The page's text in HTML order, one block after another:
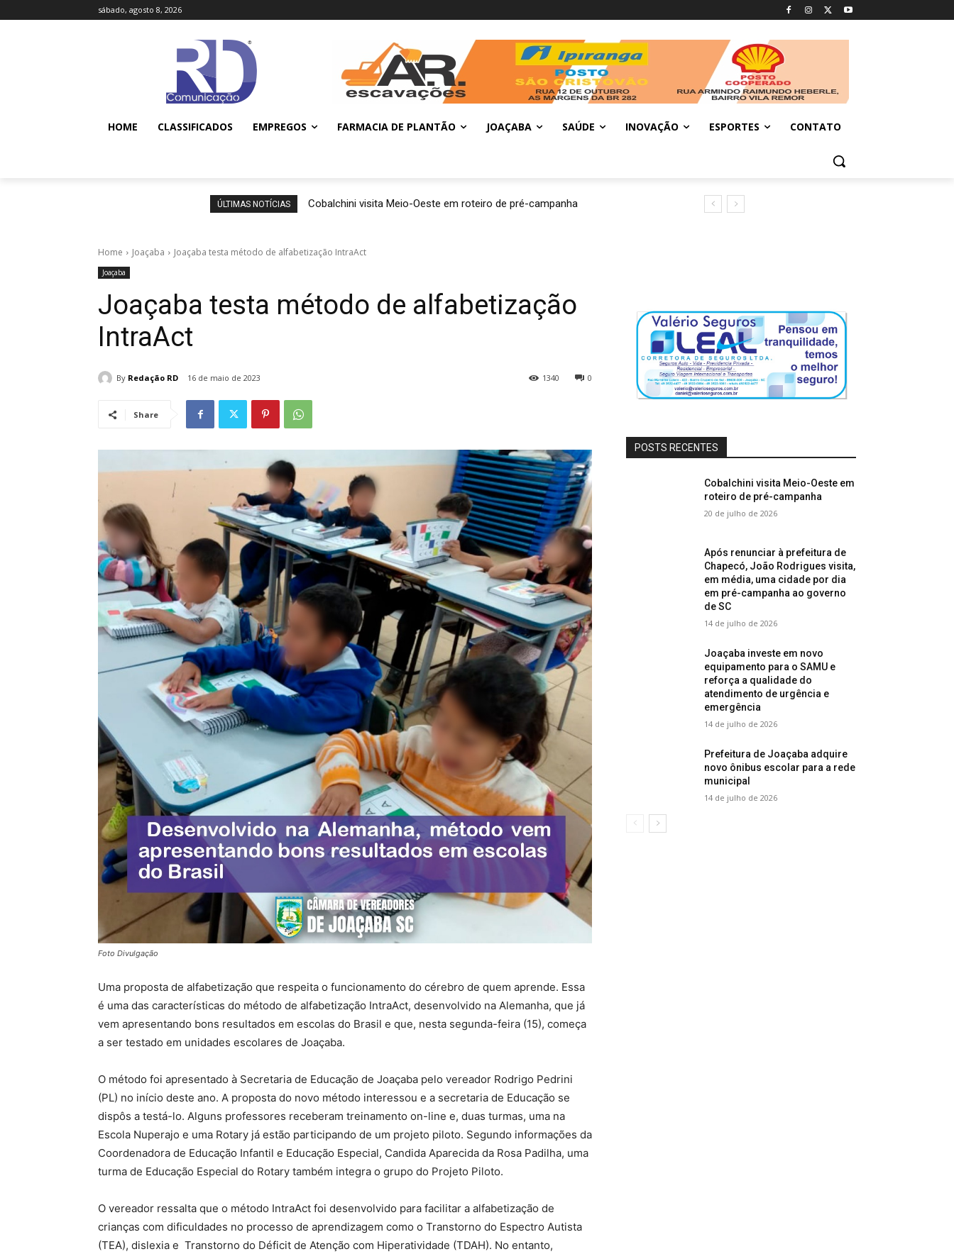
sábado, agosto 8, 2026
HOME CLASSIFICADOS EMPREGOS FARMACIA DE PLANTÃO JOAÇABA SAÚDE INOVAÇÃO ESPORTES CONTATO
ÚLTIMAS NOTÍCIAS Cobalchini visita Meio-Oeste em roteiro de pré-campanha
Home Joaçaba Joaçaba testa método de alfabetização IntraAct
Joaçaba
Joaçaba testa método de alfabetização
IntraAct
By Redação RD 16 de maio de 2023 0
1340
Share
Foto Divulgação
Uma proposta de alfabetização que respeita o funcionamento do cérebro de quem aprende. Essa
é uma das características do método de alfabetização IntraAct, desenvolvido na Alemanha, que já
vem apresentando bons resultados em escolas do Brasil e que, nesta segunda-feira (15), começa
a ser testado em unidades escolares de Joaçaba.
O método foi apresentado à Secretaria de Educação de Joaçaba pelo vereador Rodrigo Pedrini
(PL) no início deste ano. A proposta do novo método interessou e a secretaria de Educação se
dispôs a testá-lo. Alguns professores receberam treinamento on-line e, duas turmas, uma na
Escola Nuperajo e uma Rotary já estão participando de um projeto piloto. Segundo informações da
Coordenadora de Educação Infantil e Educação Especial, Candida Aparecida da Rosa Padilha, uma
turma de Educação Especial do Rotary também integra o grupo do Projeto Piloto.
O vereador ressalta que o método IntraAct foi desenvolvido para facilitar a alfabetização de
crianças com dificuldades no processo de aprendizagem como o Transtorno do Espectro Autista
(TEA), dislexia e Transtorno do Déficit de Atenção com Hiperatividade (TDAH). No entanto,
POSTS RECENTES
Cobalchini visita Meio-Oeste em
roteiro de pré-campanha
20 de julho de 2026
Após renunciar à prefeitura de
Chapecó, João Rodrigues visita,
em média, uma cidade por dia
em pré-campanha ao governo
de SC
14 de julho de 2026
Joaçaba investe em novo
equipamento para o SAMU e
reforça a qualidade do
atendimento de urgência e
emergência
14 de julho de 2026
Prefeitura de Joaçaba adquire
novo ônibus escolar para a rede
municipal
14 de julho de 2026